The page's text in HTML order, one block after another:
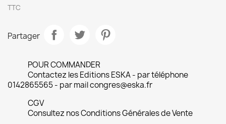
TTC
Partager
POUR COMMANDER
Contactez les Editions ESKA - par téléphone
0142865565 - par mail congres@eska.fr
CGV
Consultez nos Conditions Générales de Vente